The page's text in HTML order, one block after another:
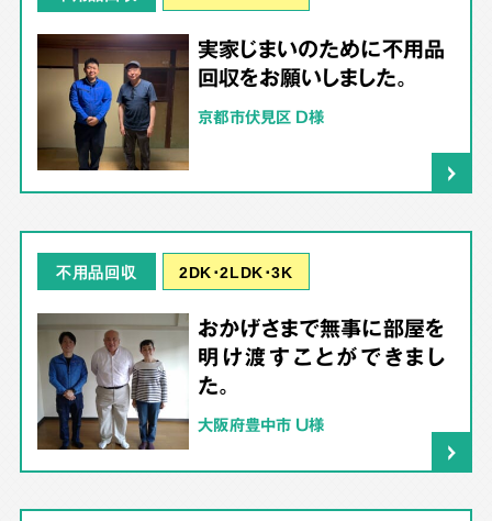
実家じまいのために不用品
回収をお願いしました。
京都市伏見区 D様
不用品回収 2DK･2LDK･3K
おかげさまで無事に部屋を
明け渡すことができまし
た。
大阪府豊中市 U様